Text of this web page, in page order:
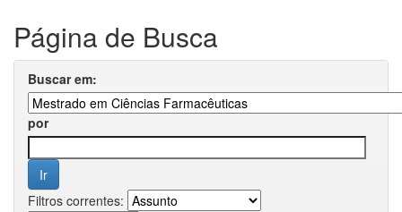
Página de Busca
Buscar em:
por
Filtros correntes: